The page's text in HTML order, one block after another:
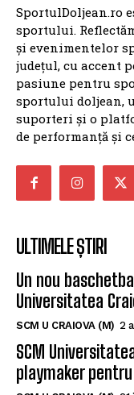
SportulDoljean.ro
sportului.
și evenimentelor
județul, cu accent
pasiune pentru
sportului doljean,
suporteri și o
de performanță și
ULTIMELE ȘTIRI
Un nou
Universitatea
SCM U CRAIOVA (M) 2
SCM
playmaker